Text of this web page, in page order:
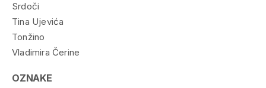
Srdoči
Tina Ujevića
Tonžino
Vladimira Čerine
OZNAKE